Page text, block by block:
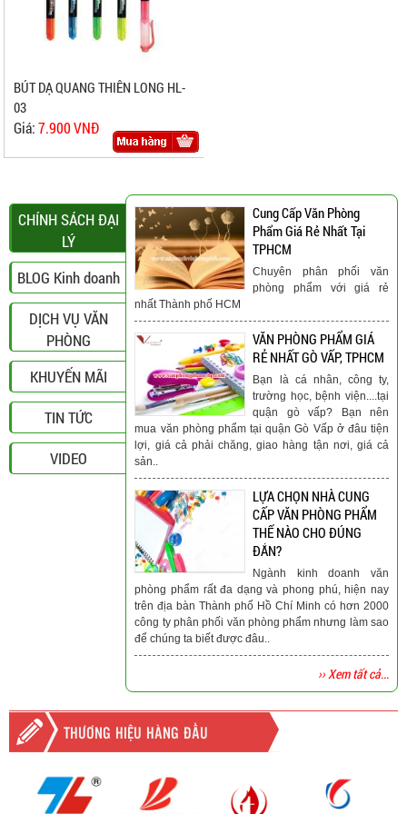
BÚT DẠ QUANG THIÊN LONG HL-
03
Giá:7.900 VNĐ
CHÍNH SÁCH ĐẠI
LÝ
BLOG Kinh doanh
DỊCH VỤ VĂN
PHÒNG
KHUYẾN MÃI
TIN TỨC
VIDEO
Cung Cấp Văn Phòng
Phẩm Giá Rẻ Nhất Tại
TPHCM
Chuyên phân phối văn
phòng phẩm với giá rẻ
nhất Thành phố HCM
VĂN PHÒNG PHẨM GIÁ
RẺ NHẤT GÒ VẤP, TPHCM
Bạn là cá nhân, công ty,
trường học, bệnh viện....tại
quận gò vấp? Bạn nên
mua văn phòng phẩm tại quận Gò Vấp ở đâu tiện
lợi, giá cả phải chăng, giao hàng tận nơi, giá cả
sản..
LỰA CHỌN NHÀ CUNG
CẤP VĂN PHÒNG PHẨM
THẾ NÀO CHO ĐÚNG
ĐẮN?
Ngành kinh doanh văn
phòng phẩm rất đa dạng và phong phú, hiện nay
trên địa bàn Thành phố Hồ Chí Minh có hơn 2000
công ty phân phối văn phòng phẩm nhưng làm sao
để chúng ta biết được đâu..
›› Xem tất cả...
THƯƠNG HIỆU HÀNG ĐẦU